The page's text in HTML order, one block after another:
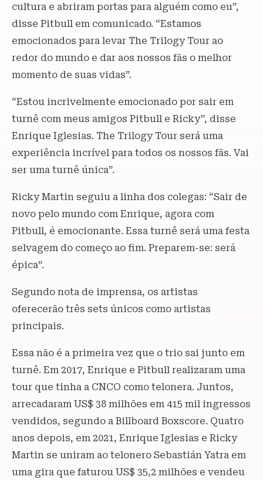
cultura e abriram portas para alguém como eu”,
disse Pitbull em comunicado. “Estamos
emocionados para levar The Trilogy Tour ao
redor do mundo e dar aos nossos fãs o melhor
momento de suas vidas”.
“Estou incrivelmente emocionado por sair em
turnê com meus amigos Pitbull e Ricky”, disse
Enrique Iglesias. The Trilogy Tour será uma
experiência incrível para todos os nossos fãs. Vai
ser uma turnê única”.
Ricky Martin seguiu a linha dos colegas: “Sair de
novo pelo mundo com Enrique, agora com
Pitbull, é emocionante. Essa turnê será uma festa
selvagem do começo ao fim. Preparem-se: será
épica”.
Segundo nota de imprensa, os artistas
oferecerão três sets únicos como artistas
principais.
Essa não é a primeira vez que o trio sai junto em
turnê. Em 2017, Enrique e Pitbull realizaram uma
tour que tinha a CNCO como telonera. Juntos,
arrecadaram US$ 38 milhões em 415 mil ingressos
vendidos, segundo a Billboard Boxscore. Quatro
anos depois, em 2021, Enrique Iglesias e Ricky
Martin se uniram ao telonero Sebastián Yatra em
uma gira que faturou US$ 35,2 milhões e vendeu